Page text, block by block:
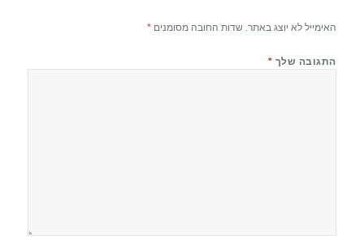
האימייל לא יוצג באתר. שדות החובה מסומנים*
התגובה שלך *